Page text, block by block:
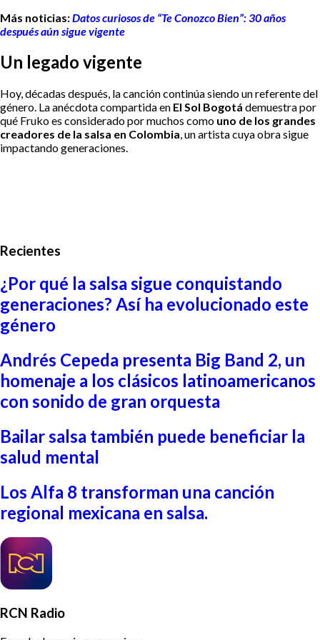
Más noticias:Datos curiosos de “Te Conozco Bien”: 30 años
después aún sigue vigente
Un legado vigente
Hoy, décadas después, la canción continúa siendo un referente del
género. La anécdota compartida en El Sol Bogotá demuestra por
qué Fruko es considerado por muchos como uno de los grandes
creadores de la salsa en Colombia, un artista cuya obra sigue
impactando generaciones.
Recientes
¿Por qué la salsa sigue conquistando
generaciones? Así ha evolucionado este
género
Andrés Cepeda presenta Big Band 2, un
homenaje a los clásicos latinoamericanos
con sonido de gran orquesta
Bailar salsa también puede beneficiar la
salud mental
Los Alfa 8 transforman una canción
regional mexicana en salsa.
RCN Radio